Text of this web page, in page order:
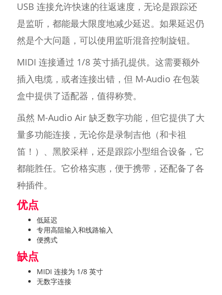
USB 连接允许快速的往返速度，无论是跟踪还
是监听，都能最大限度地减少延迟。如果延迟仍
然是个大问题，可以使用监听混音控制旋钮。
MIDI 连接通过 1/8 英寸插孔提供。这需要额外
插入电缆，或者连接出错，但 M-Audio 在包装
盒中提供了适配器，值得称赞。
虽然 M-Audio Air 缺乏数字功能，但它提供了大
量多功能连接，无论你是录制吉他（和卡祖
笛！）、黑胶采样，还是跟踪小型组合设备，它
都能胜任。它价格实惠，便于携带，还配备了各
种插件。
优点
低延迟
专用高阻输入和线路输入
便携式
缺点
MIDI 连接为 1/8 英寸
无数字连接